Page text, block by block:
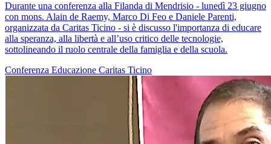
Durante una conferenza alla Filanda di Mendrisio - lunedì 23 giugno
con mons. Alain de Raemy, Marco Di Feo e Daniele Parenti,
organizzata da Caritas Ticino - si è discusso l'importanza di educare
alla speranza, alla libertà e all’uso critico delle tecnologie,
sottolineando il ruolo centrale della famiglia e della scuola.
Conferenza Educazione Caritas Ticino